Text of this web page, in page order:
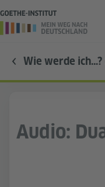
Wie werde ich…?
Audio: